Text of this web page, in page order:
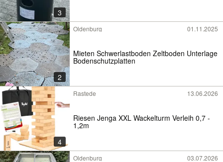
3
2
Oldenburg 01.11.2025
Mieten Schwerlastboden Zeltboden Unterlage
Bodenschutzplatten
4
Rastede 13.06.2026
Riesen Jenga XXL Wackelturm Verleih 0,7 -
1,2m
Oldenburg 03.07.2026